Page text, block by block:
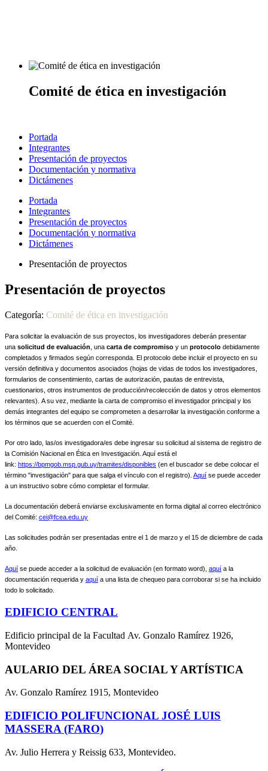
Comité de ética en investigación
Portada
Integrantes
Presentación de proyectos
Documentación y normativa
Dictámenes
Portada
Integrantes
Presentación de proyectos
Documentación y normativa
Dictámenes
Presentación de proyectos
Presentación de proyectos
Categoría: Comité de ética en investigación
Para solicitar la evaluación de sus proyectos, los investigadores deberán presentar
una solicitud de evaluación , una carta de compromiso y un protocolo debidamente
completados y firmados según corresponda. El protocolo debe incluir el proyecto en su
versión definitiva y documentos asociados (hojas de vidas de todos los investigadores,
formularios de consentimiento, cartas de autorización, pautas de entrevista,
cuestionarios, otros instrumentos de producción/recolección de datos y otros elementos
relevantes). A su vez, mediante la carta de compromiso el investigador principal y los
demás integrantes del equipo se comprometen a desarrollar la investigación conforme a
los términos que se acuerden con el Comité.
Por otro lado, las/os investigadora/es debe ingresar su solicitud al sistema de registro de
la Comisión Nacional en Ética en Investigación. Aquí está el
link: https://bpmgob.msp.gub.uy/tramites/disponibles (en el buscador se debe colocar el
término "investigación" para que salga el vínculo con el registro). Aquí se puede acceder
a un instructivo sobre cómo completar el formular.
L a documentación deberá enviarse exclusivamente en forma digital al correo electrónico
del Comité: cei@fcea.edu.uy
Las solicitudes podrán ser presentadas entre el 1 de marzo y el 15 de diciembre de cada
año.
Aquí se puede acceder a la solicitud de evaluación (en formato word) aquí a la
documentación requerida y aquí a una lista de chequeo para corroborar si se ha incluido
todo lo solicitado.
EDIFICIO CENTRAL
Edificio principal de la Facultad Av. Gonzalo Ramírez 1926,
Montevideo
AULARIO DEL ÁREA SOCIAL Y ARTÍSTICA
Av. Gonzalo Ramírez 1915, Montevideo
EDIFICIO POLIFUNCIONAL JOSÉ LUIS
MASSERA (FARO)
Av. Julio Herrera y Reissig 633, Montevideo.